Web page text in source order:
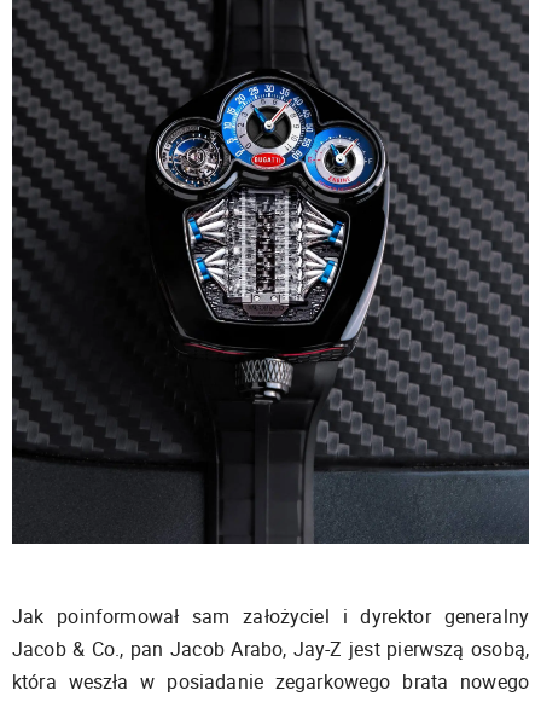
Jak poinformował sam założyciel i dyrektor generalny
Jacob & Co., pan Jacob Arabo, Jay-Z jest pierwszą osobą,
która weszła w posiadanie zegarkowego brata nowego